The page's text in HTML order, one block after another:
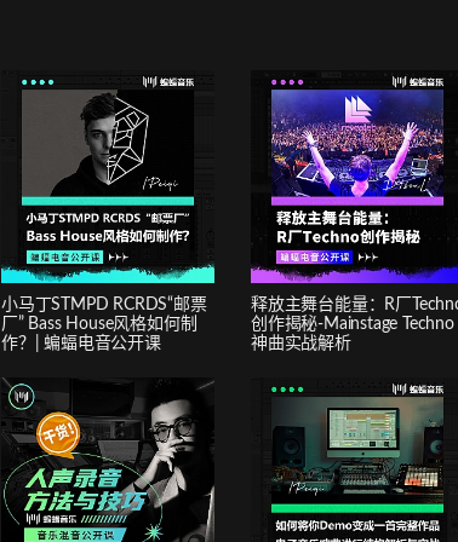
小马丁STMPD RCRDS“邮票
厂” Bass House风格如何制
作？| 蝙蝠电音公开课
释放主舞台能量：R厂
创作揭秘-Mainstage Techno
神曲实战解析